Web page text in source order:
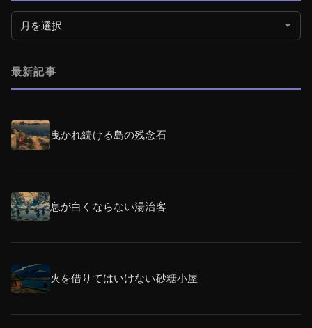
月別アーカイブ
最新記事
曳かれ続ける島の残念石
息が白くならない湯治客
火を借りてはいけない砂糖小屋